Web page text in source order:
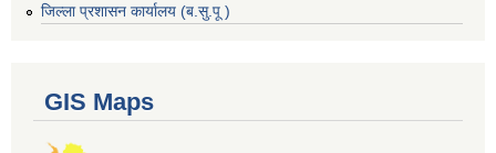
जिल्ला प्रशासन कार्यालय (ब.सु.पू )
GIS Maps